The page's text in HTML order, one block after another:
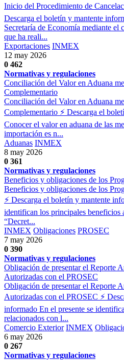
Inicio del Procedimiento de
Descarga el boletín y mantente
Secretaría de Economía mediante
que ha reali...
Exportaciones INMEX
12 may 2026
0 462
Normativas y regulaciones
Conciliación del Valor en Aduana
Complementario
Conciliación del Valor en Aduana
Complementario ⚡ Descarga el
Conocer el valor en aduana de las
importación es n...
Aduanas INMEX
8 may 2026
0 361
Normativas y regulaciones
Beneficios y obligaciones de los
Beneficios y obligaciones de los
⚡ Descarga el boletín y mantente
identifican los principales beneficios
“Decret...
INMEX Obligaciones PROSEC
7 may 2026
0 390
Normativas y regulaciones
Obligación de presentar el Reporte
Autorizadas con el PROSEC
Obligación de presentar el Reporte
Autorizadas con el PROSEC ⚡
informado En el presente se
relacionados con l...
Comercio Exterior INMEX
6 may 2026
0 267
Normativas y regulaciones